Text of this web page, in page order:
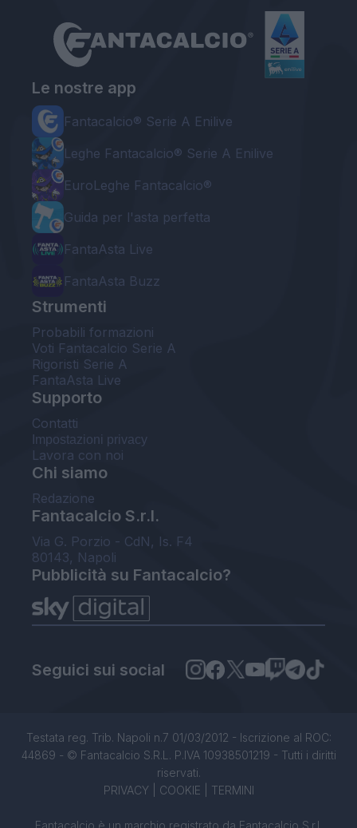
Le nostre app
Fantacalcio® Serie A Enilive
Leghe Fantacalcio® Serie A Enilive
EuroLeghe Fantacalcio®
Guida per l'asta perfetta
FantaAsta Live
FantaAsta Buzz
Strumenti
Probabili formazioni
Voti Fantacalcio Serie A
Rigoristi Serie A
FantaAsta Live
Supporto
Contatti
Impostazioni privacy
Lavora con noi
Chi siamo
Redazione
Fantacalcio S.r.l.
Via G. Porzio - CdN, Is. F4
80143, Napoli
Pubblicità su Fantacalcio?
Seguici sui social
Testata reg. Trib. Napoli n.7 01/03/2012 - Iscrizione al ROC:
44869 - © Fantacalcio S.R.L. P.IVA 10938501219 - Tutti i diritti
riservati.
PRIVACY| COOKIE TERMINI
Fantacalcio è un marchio registrato da Fantacalcio S.r.l.